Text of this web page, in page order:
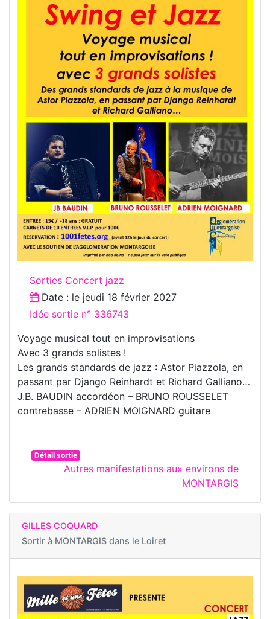
Sorties Concert jazz
Date : le jeudi 18 février 2027
Idée sortie n° 336743
Voyage musical tout en improvisations
Avec 3 grands solistes !
Les grands standards de jazz : Astor Piazzola, en
passant par Django Reinhardt et Richard Galliano…
J.B. BAUDIN accordéon – BRUNO ROUSSELET
contrebasse – ADRIEN MOIGNARD guitare
Détail sortie
Autres manifestations aux environs de
MONTARGIS
GILLES COQUARD
Sortir à MONTARGIS dans le Loiret